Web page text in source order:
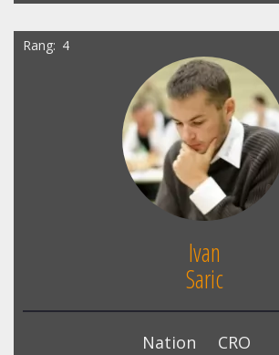
Rang 4
Ivan
Saric
Nation
CRO